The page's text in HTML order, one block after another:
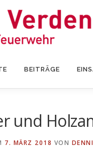
BEITRÄGE
und
7. MÄRZ 2018 VON